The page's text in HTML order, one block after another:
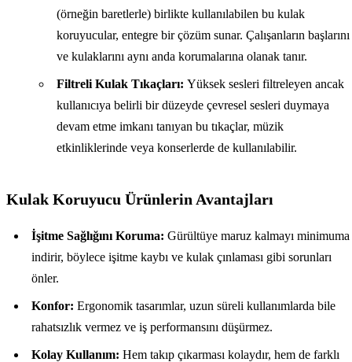
(örneğin baretlerle) birlikte kullanılabilen bu kulak
koruyucular, entegre bir çözüm sunar. Çalışanların başlarını
ve kulaklarını aynı anda korumalarına olanak tanır.
Filtreli Kulak Tıkaçları: Yüksek sesleri filtreleyen ancak
kullanıcıya belirli bir düzeyde çevresel sesleri duymaya
devam etme imkanı tanıyan bu tıkaçlar, müzik
etkinliklerinde veya konserlerde de kullanılabilir.
Kulak Koruyucu Ürünlerin Avantajları
İşitme Sağlığını Koruma: Gürültüye maruz kalmayı minimuma
indirir, böylece işitme kaybı ve kulak çınlaması gibi sorunları
önler.
Konfor: Ergonomik tasarımlar, uzun süreli kullanımlarda bile
rahatsızlık vermez ve iş performansını düşürmez.
Kolay Kullanım: Hem takıp çıkarması kolaydır, hem de farklı